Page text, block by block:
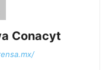
Conacyt